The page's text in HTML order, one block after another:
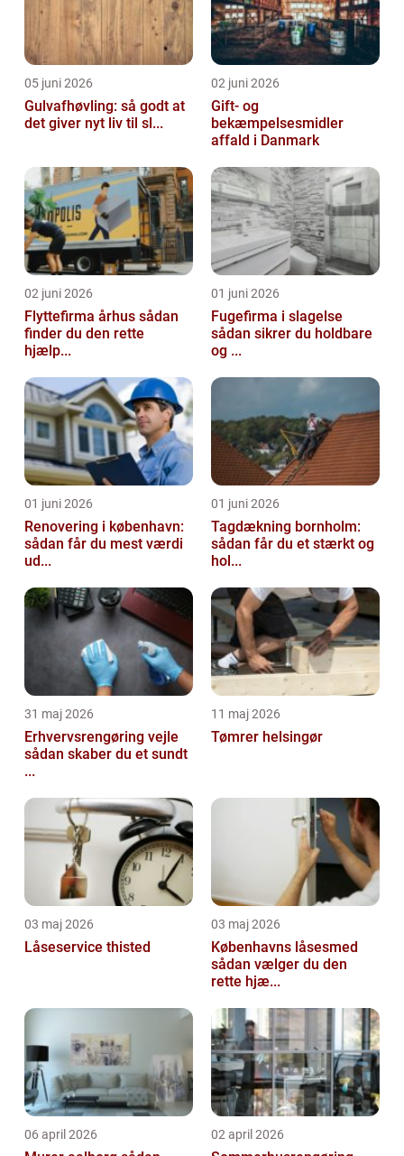
05 juni 2026
Gulvafhøvling: så godt at
det giver nyt liv til sl...
02 juni 2026
Gift- og
bekæmpelsesmidler
affald i Danmark
02 juni 2026
Flyttefirma århus sådan
finder du den rette
hjælp...
01 juni 2026
Fugefirma i slagelse
sådan sikrer du holdbare
og ...
01 juni 2026
Renovering i københavn:
sådan får du mest værdi
ud...
01 juni 2026
Tagdækning bornholm:
sådan får du et stærkt og
hol...
31 maj 2026
Erhvervsrengøring vejle
sådan skaber du et sundt
...
11 maj 2026
Tømrer helsingør
03 maj 2026
Låseservice thisted
03 maj 2026
Københavns låsesmed
sådan vælger du den
rette hjæ...
06 april 2026 02 april 2026